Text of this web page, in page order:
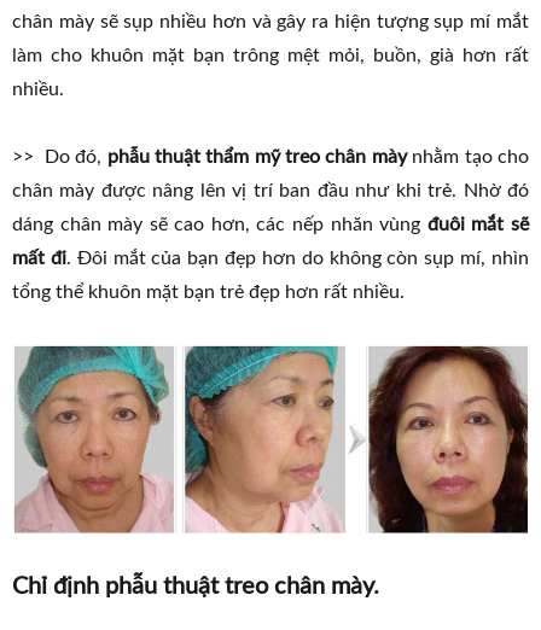
chân mày sẽ sụp nhiều hơn và gây ra hiện tượng sụp mí mắt
làm cho khuôn mặt bạn trông mệt mỏi, buồn, già hơn rất
nhiều.
>> Do đó, phẫu thuật thẩm mỹ treo chân màynhằm tạo cho
chân mày được nâng lên vị trí ban đầu như khi trẻ. Nhờ đó
dáng chân mày sẽ cao hơn, các nếp nhăn vùng đuôi mắt sẽ
mất đi. Đôi mắt của bạn đẹp hơn do không còn sụp mí, nhìn
tổng thể khuôn mặt bạn trẻ đẹp hơn rất nhiều.
Chỉ định phẫu thuật treo chân mày.